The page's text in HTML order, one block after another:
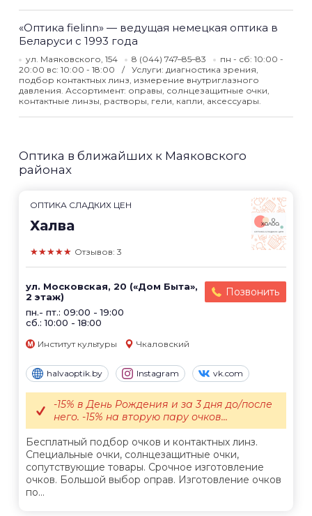
«Оптика fielinn» — ведущая немецкая оптика в
Беларуси с 1993 года
ул. Маяковского, 154 8 (044) 747–85–83
пн - сб: 10:00 -
20:00 вс: 10:00 - 18:00
Услуги: диагностика зрения,
подбор контактных линз, измерение внутриглазного
давления. Ассортимент: оправы, солнцезащитные очки,
контактные линзы, растворы, гели, капли, аксессуары.
Оптика в ближайших к Маяковского
районах
ОПТИКА СЛАДКИХ ЦЕН
Халва
★★★★★ Отзывов: 3
ул. Московская, 20 («Дом Быта»,
2 этаж)
пн.- пт.: 09:00 - 19:00
сб.: 10:00 - 18:00
Позвонить
Институт культуры Чкаловский
halvaoptik.by Instagram vk.com
Бесплатный подбор очков и контактных линз.
Специальные очки, солнцезащитные очки,
сопутствующие товары. Срочное изготовление
очков. Большой выбор оправ. Изготовление очков
по...
-15% в День Рождения и за 3 дня до/после
него. -15% на вторую пару очков...